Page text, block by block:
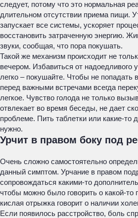
следует, потому что это нормальная
длительном отсутствии приема пищи.
запускает все системы, ускоряет
восстановить затраченную энергию.
звуки, сообщая, что пора покушать.
Такой же механизм происходит не
вечером. Избавиться от надоедливого
легко – покушайте. Чтобы не попадать
перед важными встречами всегда
легкое. Чувство голода не только
отвлекает во время беседы, не дает
проблеме. Пить таблетки или какие-то
нужно.
Урчит в правом боку под
Очень сложно самостоятельно
данный симптом. Урчание в правом
сопровождаться какими-то
чтобы можно было говорить о какой-то
кислая отрыжка говорит о наличии
Если появилось расстройство, боль